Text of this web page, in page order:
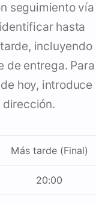
seguimiento vía
hasta
incluyendo
de entrega. Para
hoy, introduce
dirección.
Más tarde (Final)
20:00